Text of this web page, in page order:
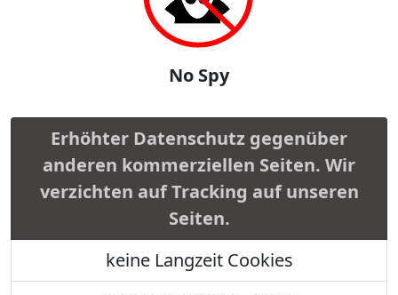
No Spy
Erhöhter Datenschutz gegenüber
anderen kommerziellen Seiten. Wir
verzichten auf Tracking auf unseren
Seiten.
keine Langzeit Cookies